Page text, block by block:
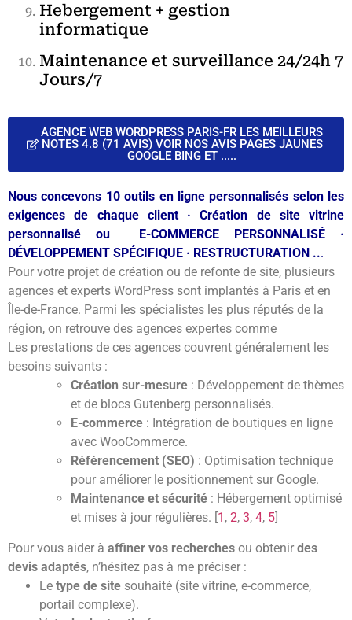
Hebergement + gestion
informatique
Maintenance et surveillance 24/24h 7
Jours/7
AGENCE WEB WORDPRESS PARIS-FR LES MEILLEURS
NOTES 4.8 (71 AVIS) VOIR NOS AVIS PAGES JAUNES
GOOGLE BING ET .....
Nous concevons 10 outils en ligne personnalisés selon les
exigences de chaque client · Création de site vitrine
personnalisé ou E-COMMERCE PERSONNALISÉ ·
DÉVELOPPEMENT SPÉCIFIQUE · RESTRUCTURATION ...
Pour votre projet de création ou de refonte de site, plusieurs
agences et experts WordPress sont implantés à Paris et en
Île-de-France. Parmi les spécialistes les plus réputés de la
région, on retrouve des agences expertes comme
Les prestations de ces agences couvrent généralement les
besoins suivants :
Création sur-mesure : Développement de thèmes
et de blocs Gutenberg personnalisés.
E-commerce : Intégration de boutiques en ligne
avec WooCommerce.
Référencement (SEO) : Optimisation technique
pour améliorer le positionnement sur Google.
Maintenance et sécurité : Hébergement optimisé
et mises à jour régulières. [1 , 2, 3, 4, 5
Pour vous aider à affiner vos recherches ou obtenir des
devis adaptés, n’hésitez pas à me préciser :
Le type de site souhaité (site vitrine, e-commerce,
portail complexe).